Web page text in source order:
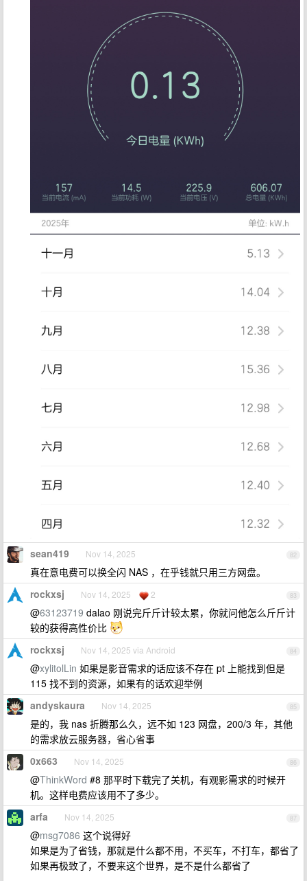
82
sean419 Nov 14, 2025
真在意电费可以换全闪 NAS ，在乎钱就只用三方网盘。
83
rockxsj Nov 14, 2025 2
@63123719 dalao 刚说完斤斤计较太累，你就问他怎么斤斤计
较的获得高性价比
84
rockxsj Nov 14, 2025 via Android
@xylitolLin 如果是影音需求的话应该不存在 pt 上能找到但是
115 找不到的资源，如果有的话欢迎举例
85
andyskaura Nov 14, 2025
是的，我 nas 折腾那么久，远不如 123 网盘，200/3 年，其他
的需求放云服务器，省心省事
86
0x663 Nov 14, 2025
@ThinkWord #8 那平时下载完了关机，有观影需求的时候开
机。这样电费应该用不了多少。
87
arfa Nov 14, 2025
@msg7086 这个说得好
如果是为了省钱，那就是什么都不用，不买车，不打车，都省了
如果再极致了，不要来这个世界，是不是什么都省了